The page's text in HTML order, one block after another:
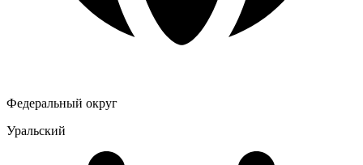
Федеральный округ
Уральский